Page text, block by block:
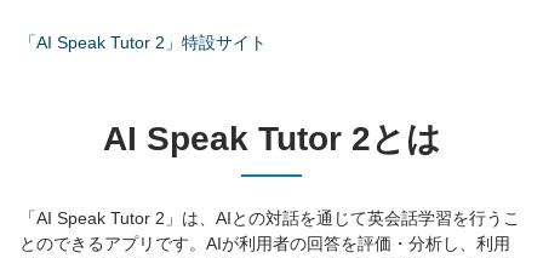
「AI Speak Tutor 2」特設サイト
AI Speak Tutor 2とは
「AI Speak Tutor 2」は、AIとの対話を通じて英会話学習を行うこ
とのできるアプリです。AIが利用者の回答を評価・分析し、利用